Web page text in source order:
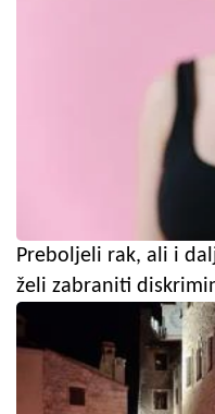
Preboljeli rak, ali i
želi zabraniti